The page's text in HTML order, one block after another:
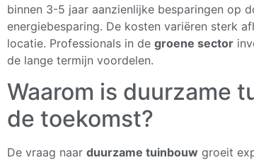
binnen 3-5 jaar aanzienlijke besparingen op
energiebesparing. De kosten variëren sterk
locatie. Professionals in de groene sector
de lange termijn voordelen.
Waarom is duurzame
de toekomst?
De vraag naar duurzame tuinbouw groeit